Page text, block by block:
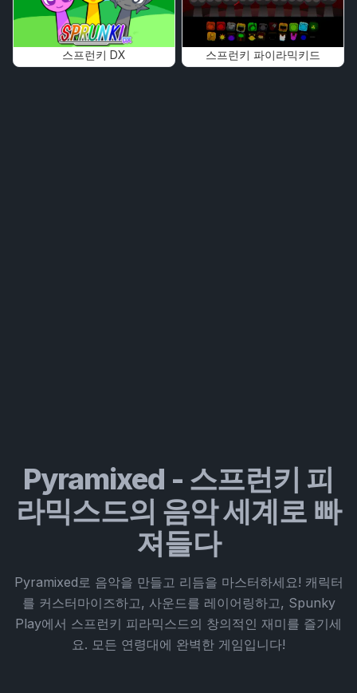
스프런키 DX 스프런키 파이라믹키드
Pyramixed - 스프런키 피
라믹스드의 음악 세계로 빠
져들다
Pyramixed로 음악을 만들고 리듬을 마스터하세요! 캐릭터
를 커스터마이즈하고, 사운드를 레이어링하고, Spunky
Play에서 스프런키 피라믹스드의 창의적인 재미를 즐기세
요. 모든 연령대에 완벽한 게임입니다!